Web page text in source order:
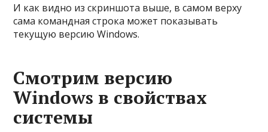
И как видно из скриншота выше, в самом верху
сама командная строка может показывать
текущую версию Windows.
Смотрим версию
Windows в свойствах
системы